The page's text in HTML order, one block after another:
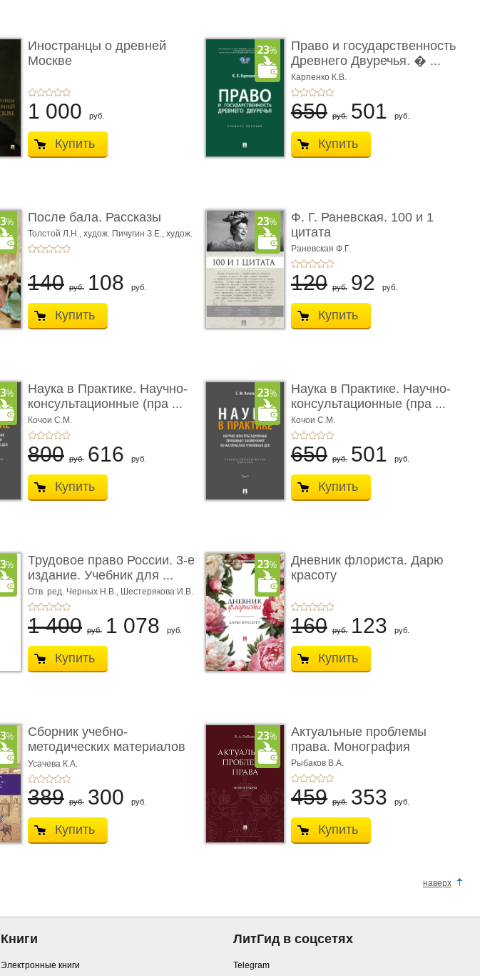
Иностранцы о древней
Москве
1 000 руб.
Купить
Право и государственность
Древнего Двуречья. � ...
Карпенко К.В.
650 руб. 501 руб.
Купить
После бала. Рассказы
Толстой Л.Н., худож. Пичугин З.Е., худож.
Лебедев А.И.,
140 руб. 108 руб.
Купить
Ф. Г. Раневская. 100 и 1
цитата
Раневская Ф.Г.
120 руб. 92 руб.
Купить
Наука в Практике. Научно-
консультационные (пра ...
Кочои С.М.
800 руб. 616 руб.
Купить
Наука в Практике. Научно-
консультационные (пра ...
Кочои С.М.
650 руб. 501 руб.
Купить
Трудовое право России. 3-е
издание. Учебник для ...
Отв. ред. Черных Н.В., Шестерякова И.В.
1 400 руб. 1 078 руб.
Купить
Дневник флориста. Дарю
красоту
160 руб. 123 руб.
Купить
Сборник учебно-
методических материалов
по кур ...
Усачева К.А.
389 руб. 300 руб.
Купить
Актуальные проблемы
права. Монография
Рыбаков В.А.
459 руб. 353 руб.
Купить
наверх
Книги
Электронные книги
ЛитГид в соцсетях
Telegram